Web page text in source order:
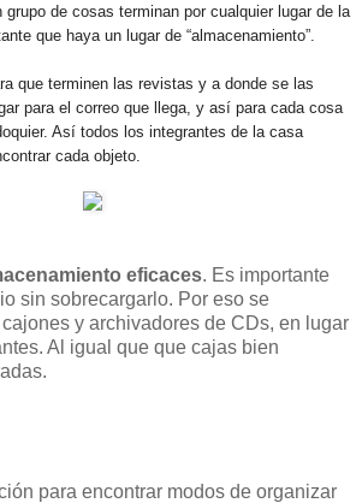
de cosas terminan por cualquier lugar de la
que haya un lugar de “almacenamiento”.
que terminen las revistas y a donde se las
para el correo que llega, y así para cada cosa
Así todos los integrantes de la casa
cada objeto.
eficaces. Es importante
sin sobrecargarlo. Por eso se
y archivadores de CDs, en lugar
Al igual que que cajas bien
para encontrar modos de organizar